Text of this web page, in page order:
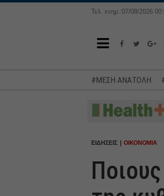
Τελ. ενημ.:07/08/2026
#ΜΕΣΗ ΑΝΑΤΟΛΗ
ΕΙΔΗΣΕΙΣ ΟΙΚΟΝΟΜΙΑ